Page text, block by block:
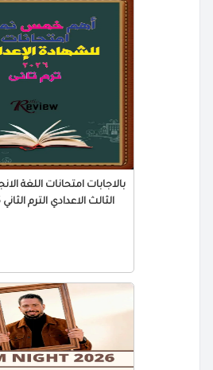
بالاجابات امتحانات اللغة
الثالث الاعدادي الترم الثاني 2026 PDF